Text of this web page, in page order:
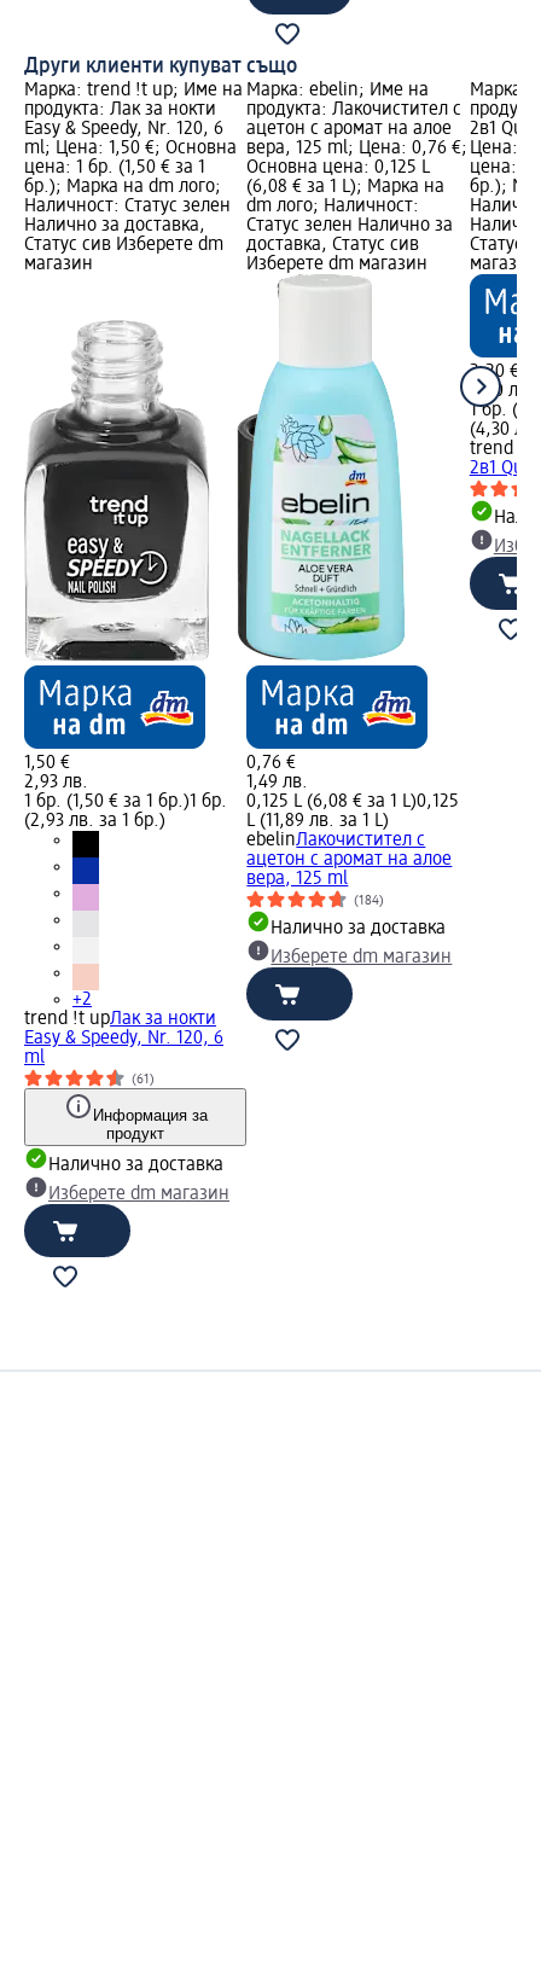
Други клиенти купуват също
Марка: trend !t up; Име на
продукта: Лак за нокти
Easy & Speedy, Nr. 120, 6
ml; Цена: 1,50 €; Основна
цена: 1 бр. (1,50 € за 1
бр.); Марка на dm лого;
Наличност: Статус зелен
Налично за доставка,
Статус сив Изберете dm
магазин
1,50 €
2,93 лв.
1 бр. (1,50 € за 1 бр.)1 бр.
(2,93 лв. за 1 бр.)
+2
trend !t upЛак за нокти
Easy & Speedy, Nr. 120, 6
ml
(61)
Информация за
продукт
Налично за доставка
Изберете dm магазин
Марка: ebelin; Име на
продукта: Лакочистител с
ацетон с аромат на алое
вера, 125 ml; Цена: 0,76 €;
Основна цена: 0,125 L
(6,08 € за 1 L); Марка на
dm лого; Наличност:
Статус зелен Налично за
доставка, Статус сив
Изберете dm магазин
0,76 €
1,49 лв.
0,125 L (6,08 € за 1 L)0,125
L (11,89 лв. за 1 L)
ebelinЛакочистител с
ацетон с аромат на алое
вера, 125 ml
(184)
Налично за доставка
Изберете dm магазин
Марка:
2в1
Цена:
цена: 1
бр.);
Статус
магазин
2,20 €
4,30 лв.
1 бр.
(4,30
trend !t
2в1